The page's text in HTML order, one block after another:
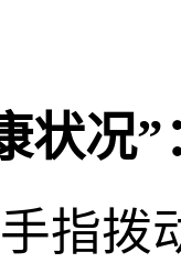
状况”
指拨